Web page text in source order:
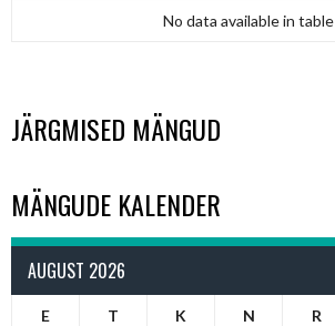
No data available in table
JÄRGMISED MÄNGUD
MÄNGUDE KALENDER
AUGUST 2026
E T K N R